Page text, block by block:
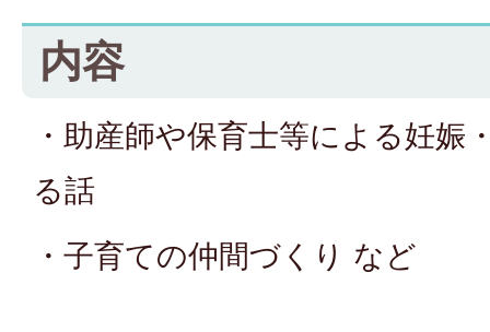
内容
・助産師や保育士等による妊娠
る話
・子育ての仲間づくり など